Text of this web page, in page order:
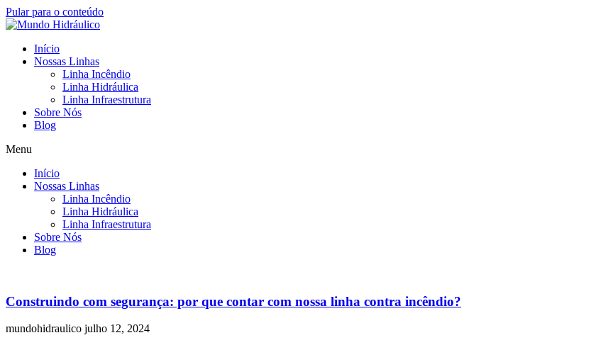
Pular para o conteúdo
Início
Nossas Linhas
Linha Incêndio
Linha Hidráulica
Linha Infraestrutura
Sobre Nós
Blog
Menu
Início
Nossas Linhas
Linha Incêndio
Linha Hidráulica
Linha Infraestrutura
Sobre Nós
Blog
Construindo com segurança: por que contar com nossa linha contra incêndio?
mundohidraulico julho 12, 2024